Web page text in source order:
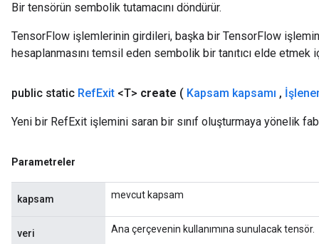
Bir tensörün sembolik tutamacını döndürür.
TensorFlow işlemlerinin girdileri, başka bir TensorFlow
hesaplanmasını temsil eden sembolik bir tanıtıcı elde etmek
public static RefExit <T> create ( Kapsam kapsamı ,
Yeni bir RefExit işlemini saran bir sınıf oluşturmaya yönelik
Parametreler
kapsam mevcut kapsam
veri Ana çerçevenin kullanımına sunulacak tensör.